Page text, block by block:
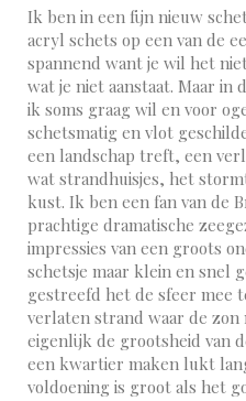
Ik ben in een fijn nieuw
acryl schets op een van de
spannend want je wil het
wat je niet aanstaat. Maar in
ik soms graag wil en voor
schetsmatig en vlot
een landschap treft, een
wat strandhuisjes, het
kust. Ik ben een fan van de
prachtige dramatische
impressies van een groots
schetsje maar klein en snel
gestreefd het de sfeer mee
verlaten strand waar de
eigenlijk de grootsheid van
een kwartier maken lukt
voldoening is groot als het